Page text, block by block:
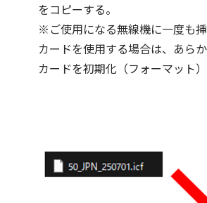
をコピーする。
※ご使用になる無線機に一度も
カードを使用する場合は、あら
カードを初期化（フォーマット